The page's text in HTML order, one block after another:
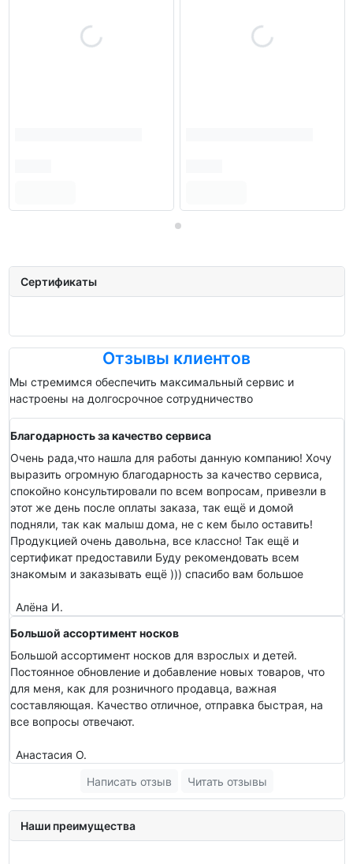
Сертификаты
Отзывы клиентов
Мы стремимся обеспечить максимальный сервис и
настроены на долгосрочное сотрудничество
Благодарность за качество сервиса
Очень рада,что нашла для работы данную компанию! Хочу
выразить огромную благодарность за качество сервиса,
спокойно консультировали по всем вопросам, привезли в
этот же день после оплаты заказа, так ещё и домой
подняли, так как малыш дома, не с кем было оставить!
Продукцией очень давольна, все классно! Так ещё и
сертификат предоставили Буду рекомендовать всем
знакомым и заказывать ещё ))) спасибо вам большое
Алёна И.
Большой ассортимент носков
Большой ассортимент носков для взрослых и детей.
Постоянное обновление и добавление новых товаров, что
для меня, как для розничного продавца, важная
составляющая. Качество отличное, отправка быстрая, на
все вопросы отвечают.
Анастасия О.
Написать отзыв
Читать отзывы
Наши преимущества